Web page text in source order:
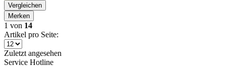
Vergleichen
Merken
1 von 14
Artikel pro Seite:
Zuletzt angesehen
Service Hotline